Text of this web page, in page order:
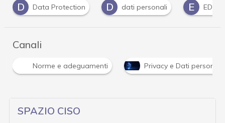
D
Data Protection D dati personali E EDPB
Canali
Norme e adeguamenti Privacy e Dati personali
SPAZIO CISO